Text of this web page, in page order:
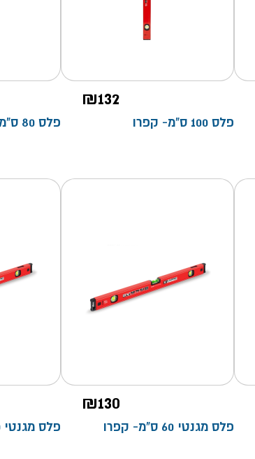
₪132
פלס 100 ס"מ- קפרו פלס 80 ס"מ- קפרו
₪130
פלס מגנטי 60 ס"מ- קפרו פלס מגנטי 80 ס"מ- קפרו